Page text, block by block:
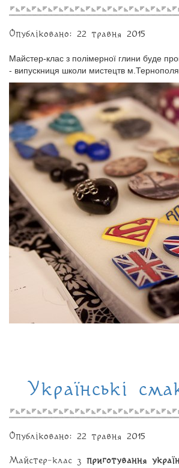
Опубліковано: 22 травня 2015
Майстер-клас з полімерної глини буде
- випускниця школи мистецтв м.Тернополя.
Українські
Опубліковано: 22 травня 2015
Майстер-клас з приготування